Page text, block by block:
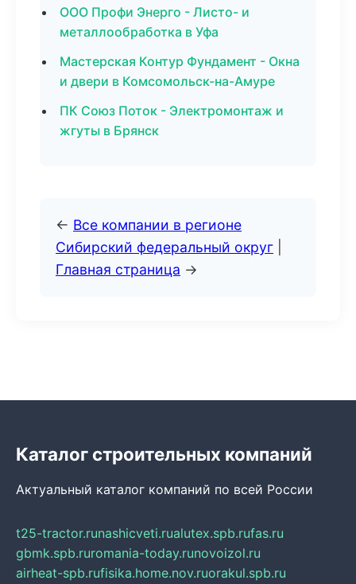
ООО Профи Энерго - Листо- и
металлообработка в Уфа
Мастерская Контур Фундамент - Окна
и двери в Комсомольск-на-Амуре
ПК Союз Поток - Электромонтаж и
жгуты в Брянск
← Все компании в регионе
Сибирский федеральный округ
Главная страница →
Каталог строительных компаний
Актуальный каталог компаний по всей России
t25-tractor.runashicveti.rualutex.spb.rufas.ru
gbmk.spb.ruromania-today.runovoizol.ru
airheat-spb.rufisika.home.nov.ruorakul.spb.ru